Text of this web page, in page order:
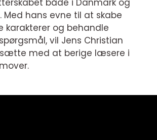
både i Danmark og
hans evne til at skabe
karakterer og behandle
vil Jens Christian
med at berige læsere i